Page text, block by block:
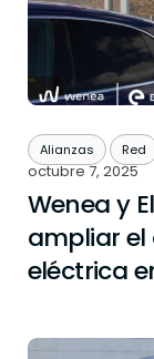
Alianzas Red
octubre 7, 2025
Wenea y
ampliar el
eléctrica